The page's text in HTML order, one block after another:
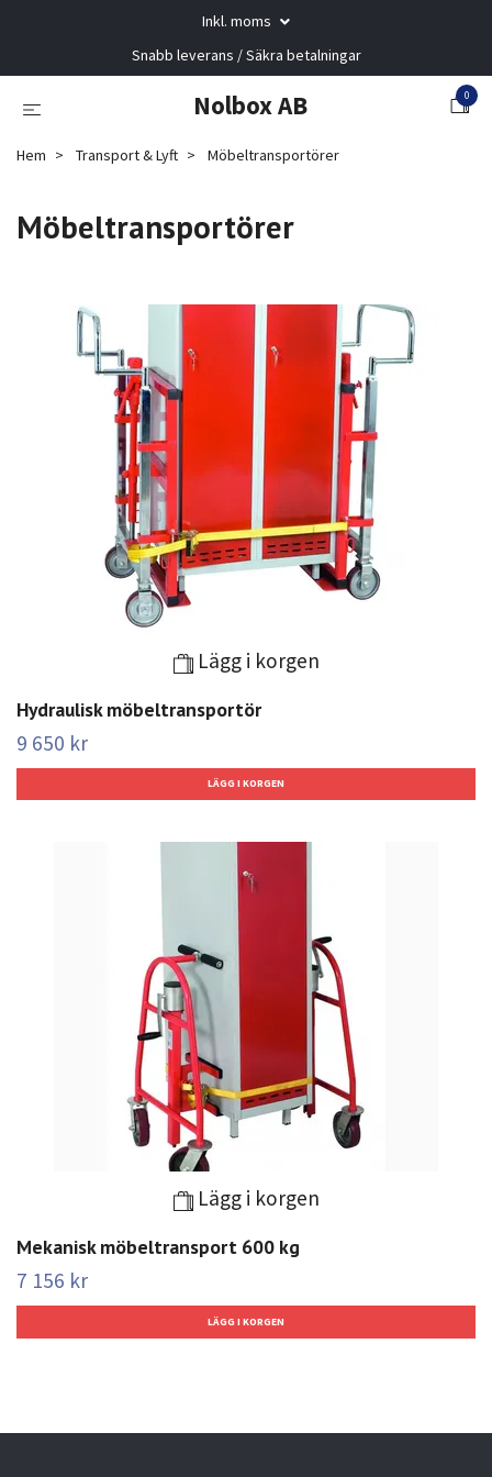
Inkl. moms
Snabb leverans / Säkra betalningar
Nolbox AB 0
Hem Transport & Lyft Möbeltransportörer
Möbeltransportörer
Lägg i korgen
Hydraulisk möbeltransportör
9 650 kr
Lägg i korgen
Mekanisk möbeltransport 600 kg
7 156 kr